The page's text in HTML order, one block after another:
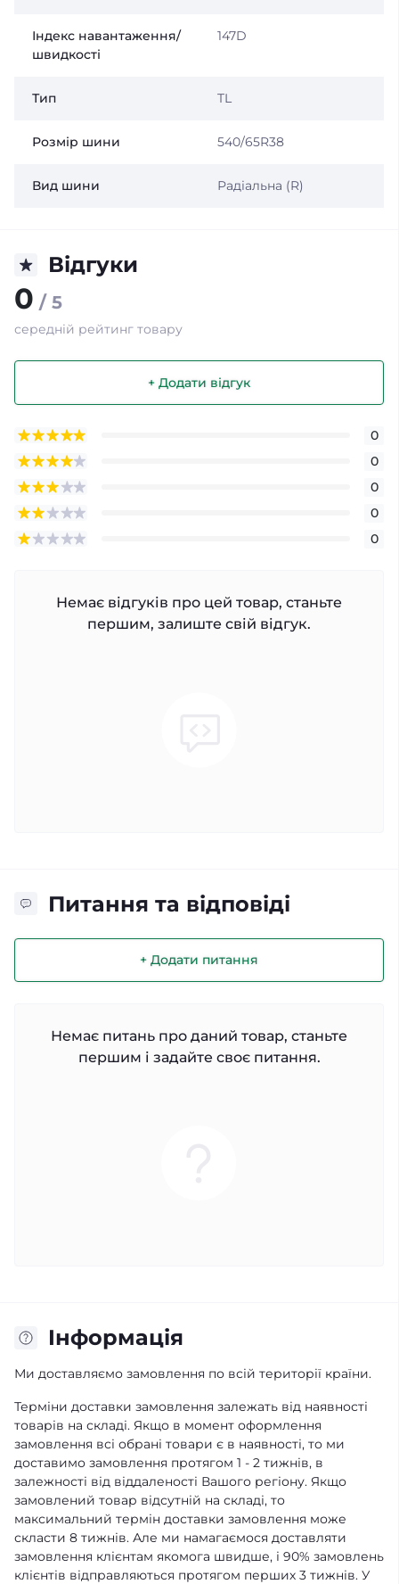
Індекс навантаження/
швидкості
147D
Тип TL
Розмір шини 540/65R38
Вид шини Радіальна (R)
Відгуки
0 / 5
середній рейтинг товару
+ Додати відгук
0
0
0
0
0
Немає відгуків про цей товар, станьте
першим, залиште свій відгук.
Питання та відповіді
+ Додати питання
Немає питань про даний товар, станьте
першим і задайте своє питання.
Iнформація
Ми доставляємо замовлення по всій території країни.
Терміни доставки замовлення залежать від наявності
товарів на складі. Якщо в момент оформлення
замовлення всі обрані товари є в наявності, то ми
доставимо замовлення протягом 1 - 2 тижнів, в
залежності від віддаленості Вашого регіону. Якщо
замовлений товар відсутній на складі, то
максимальний термін доставки замовлення може
скласти 8 тижнів. Але ми намагаємося доставляти
замовлення клієнтам якомога швидше, і 90% замовлень
клієнтів відправляються протягом перших 3 тижнів. У